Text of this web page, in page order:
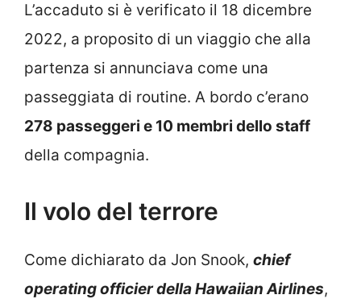
L’accaduto si è verificato il 18 dicembre
2022, a proposito di un viaggio che alla
partenza si annunciava come una
passeggiata di routine. A bordo c’erano
278 passeggeri e 10 membri dello staff
della compagnia.
Il volo del terrore
Come dichiarato da Jon Snook, chief
operating officier della Hawaiian Airlines,